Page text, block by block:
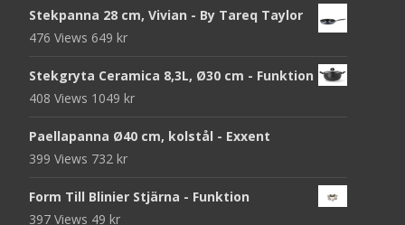
Stekpanna 28 cm, Vivian - By Tareq Taylor
476 Views 649 kr
Stekgryta Ceramica 8,3L, Ø30 cm - Funktion
408 Views 1049 kr
Paellapanna Ø40 cm, kolstål - Exxent
399 Views 732 kr
Form Till Blinier Stjärna - Funktion
397 Views 49 kr